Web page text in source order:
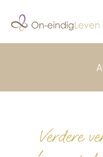
naar
de
Verdere